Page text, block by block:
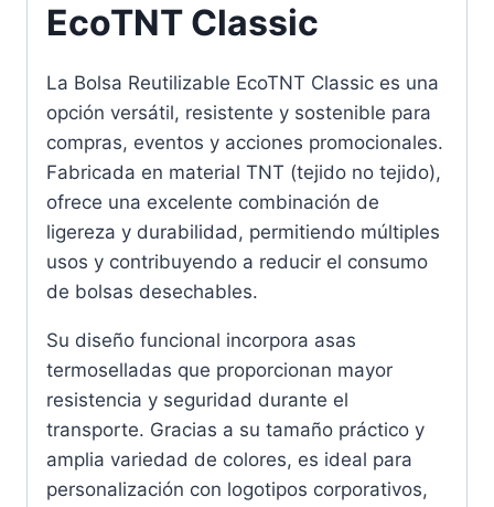
EcoTNT Classic
La Bolsa Reutilizable EcoTNT Classic es una
opción versátil, resistente y sostenible para
compras, eventos y acciones promocionales.
Fabricada en material TNT (tejido no tejido),
ofrece una excelente combinación de
ligereza y durabilidad, permitiendo múltiples
usos y contribuyendo a reducir el consumo
de bolsas desechables.
Su diseño funcional incorpora asas
termoselladas que proporcionan mayor
resistencia y seguridad durante el
transporte. Gracias a su tamaño práctico y
amplia variedad de colores, es ideal para
personalización con logotipos corporativos,